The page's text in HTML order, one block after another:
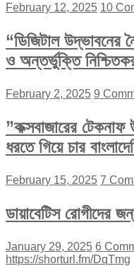
February 12, 2025 10
“ডিজিটাল উদ্ভাবনের
ও অন্তর্ভুক্তি
February 2, 2025 9
”কক্সবাজারের
ধরতে গিয়ে চার
February 15, 2025 7
ডায়াবেটিস রোগীদের
January 29, 2025 6
https://shorturl.fm/DqTmg